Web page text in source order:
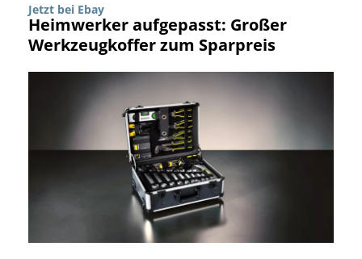
Jetzt bei Ebay
Heimwerker aufgepasst: Großer
Werkzeugkoffer zum Sparpreis